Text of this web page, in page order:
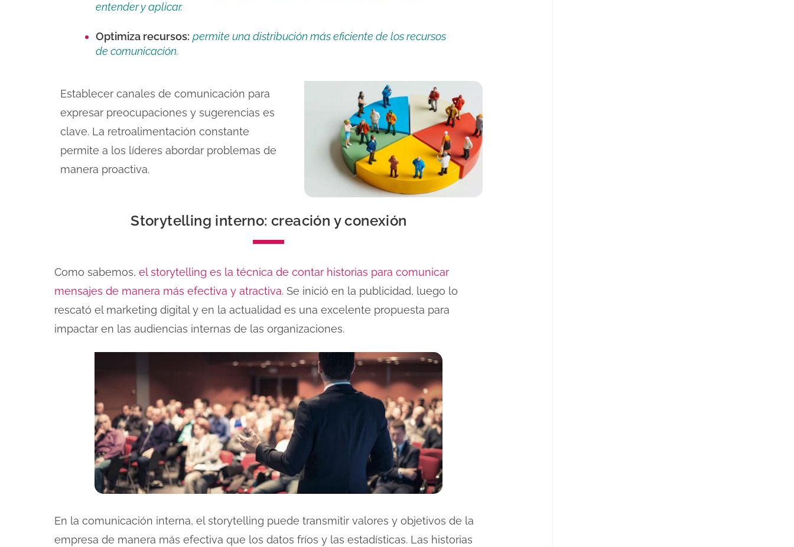
entender y aplicar.
Optimiza recursos: permite una distribución más eficiente de los recursos
de comunicación.
Establecer canales de comunicación para
expresar preocupaciones y sugerencias es
clave. La retroalimentación constante
permite a los líderes abordar problemas de
manera proactiva.
Storytelling interno: creación y conexión
Como sabemos, el storytelling es la técnica de contar historias para comunicar
mensajes de manera más efectiva y atractiva. Se inició en la publicidad, luego lo
rescató el marketing digital y en la actualidad es una excelente propuesta para
impactar en las audiencias internas de las organizaciones.
En la comunicación interna, el storytelling puede transmitir valores y objetivos de la
empresa de manera más efectiva que los datos fríos y las estadísticas. Las historias